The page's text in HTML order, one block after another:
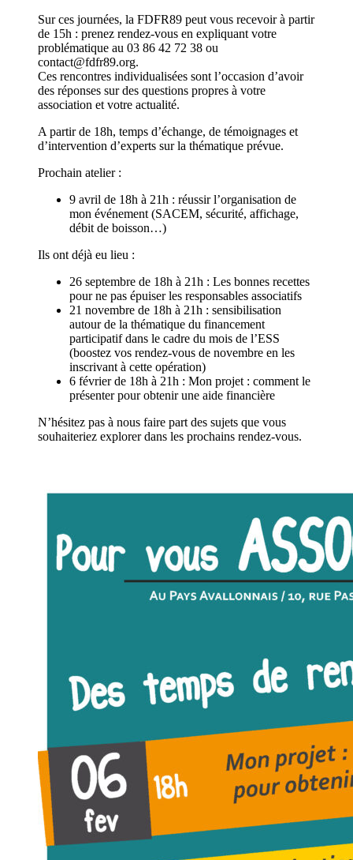
Sur ces journées, la FDFR89 peut vous recevoir à partir
de 15h : prenez rendez-vous en expliquant votre
problématique au 03 86 42 72 38 ou
contact@fdfr89.org.
Ces rencontres individualisées sont l’occasion d’avoir
des réponses sur des questions propres à votre
association et votre actualité.
A partir de 18h, temps d’échange, de témoignages et
d’intervention d’experts sur la thématique prévue.
Prochain atelier :
9 avril de 18h à 21h : réussir l’organisation de
mon événement (SACEM, sécurité, affichage,
débit de boisson…)
Ils ont déjà eu lieu :
26 septembre de 18h à 21h : Les bonnes recettes
pour ne pas épuiser les responsables associatifs
21 novembre de 18h à 21h : sensibilisation
autour de la thématique du financement
participatif dans le cadre du mois de l’ESS
(boostez vos rendez-vous de novembre en les
inscrivant à cette opération)
6 février de 18h à 21h : Mon projet : comment le
présenter pour obtenir une aide financière
N’hésitez pas à nous faire part des sujets que vous
souhaiteriez explorer dans les prochains rendez-vous.